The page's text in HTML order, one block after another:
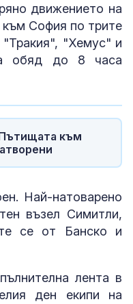
движението на
София по трите
"Тракия", "Хемус" и
обяд до 8 часа
към
Най-натоварено
възел Симитли,
се от Банско и
лента в
ден екипи на